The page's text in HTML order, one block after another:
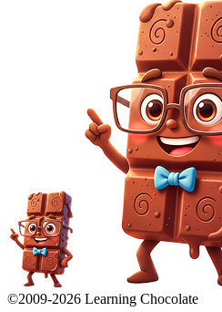
©2009-2026 Learning Chocolate